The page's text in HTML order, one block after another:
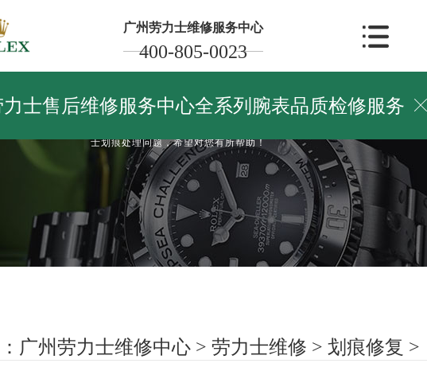
广州劳力士维修服务中心
400-805-0023
士售后维修服务中心全系列腕表品质检修服务 
劳力士划痕
常影响手表的美观，使手表整体美观度下降，那么劳力士手表出现划痕怎么办？该如何处
士划痕处理问题，希望对您有所帮助！
广州劳力士维修中心 > 劳力士维修 > 划痕修复 >